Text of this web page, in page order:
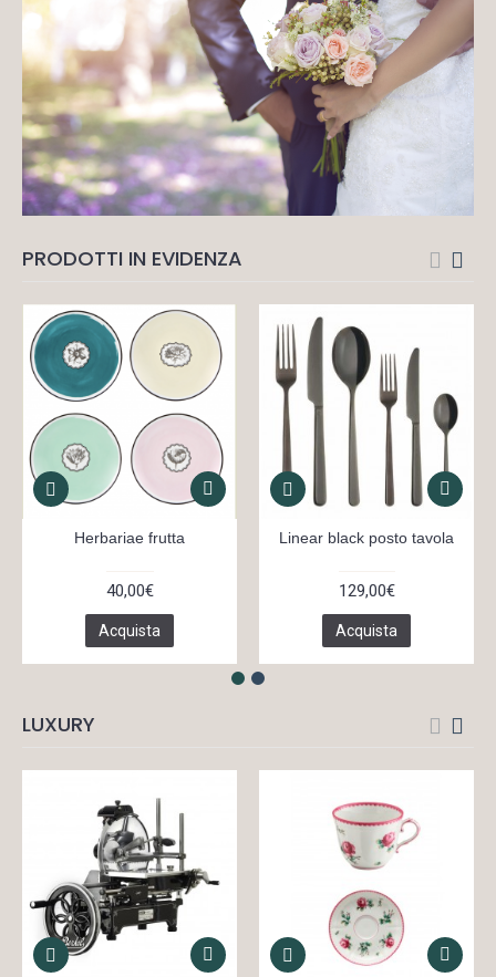
PRODOTTI IN EVIDENZA
Herbariae frutta
40,00€
Acquista
Linear black posto tavola
129,00€
Acquista
LUXURY